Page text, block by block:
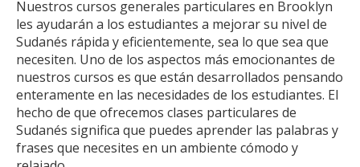
Nuestros cursos generales particulares en Brooklyn
les ayudarán a los estudiantes a mejorar su nivel de
Sudanés rápida y eficientemente, sea lo que sea que
necesiten. Uno de los aspectos más emocionantes de
nuestros cursos es que están desarrollados pensando
enteramente en las necesidades de los estudiantes. El
hecho de que ofrecemos clases particulares de
Sudanés significa que puedes aprender las palabras y
frases que necesites en un ambiente cómodo y